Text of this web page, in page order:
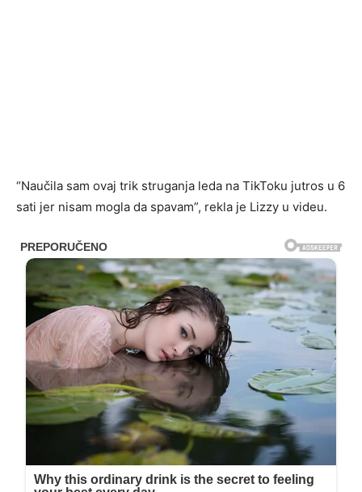
“Naučila sam ovaj trik struganja leda na TikToku jutros u 6
sati jer nisam mogla da spavam”, rekla je Lizzy u videu.